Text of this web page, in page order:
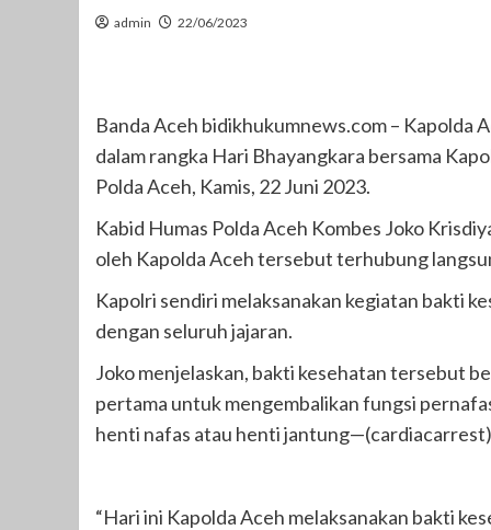
admin 22/06/2023
Banda Aceh bidikhukumnews.com – Kapolda
dalam rangka Hari Bhayangkara bersama
Polda Aceh, Kamis, 22 Juni 2023.
Kabid Humas Polda Aceh Kombes Joko
oleh Kapolda Aceh tersebut terhubung
Kapolri sendiri melaksanakan kegiatan bakti
dengan seluruh jajaran.
Joko menjelaskan, bakti kesehatan tersebut
pertama untuk mengembalikan fungsi
henti nafas atau henti
“Hari ini Kapolda Aceh melaksanakan bakti